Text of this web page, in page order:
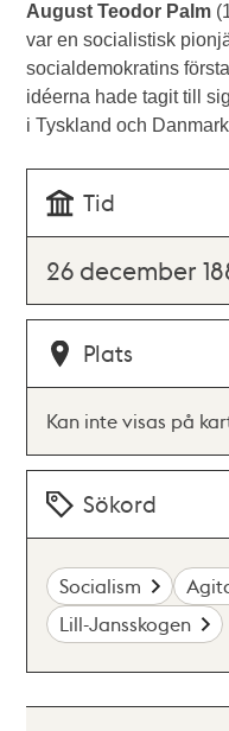
August Teodor Palm
var en socialistisk
socialdemokratins
idéerna hade tagit till
i Tyskland och
Tid
26 december
Plats
Kan inte visas på
Sökord
Socialism
Lill-Jansskogen